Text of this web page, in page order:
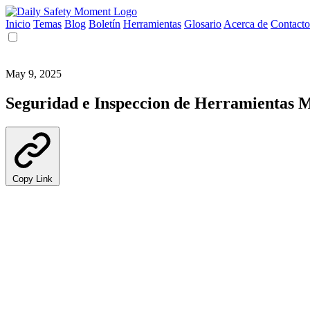
Inicio Temas Blog Boletín Herramientas Glosario Acerca de Contacto
May 9, 2025
Seguridad e Inspeccion de Herramientas
Copy Link